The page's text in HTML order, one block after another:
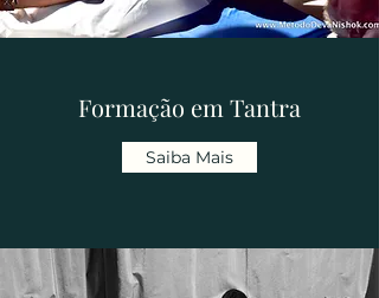
Formação em Tantra
Saiba Mais